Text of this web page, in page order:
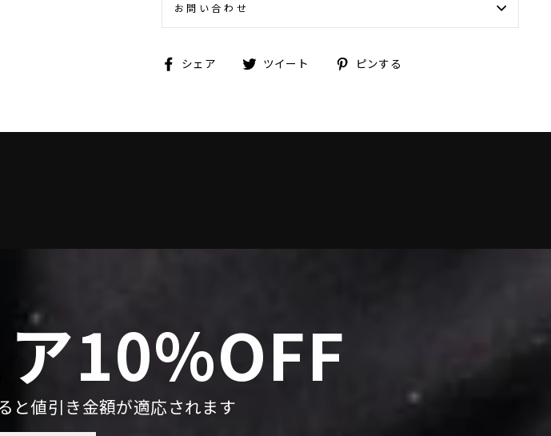
お問い合わせ
シェア
Facebook
ツイート
Twitterピンする
10%OFF
と値引き金額が適応されます